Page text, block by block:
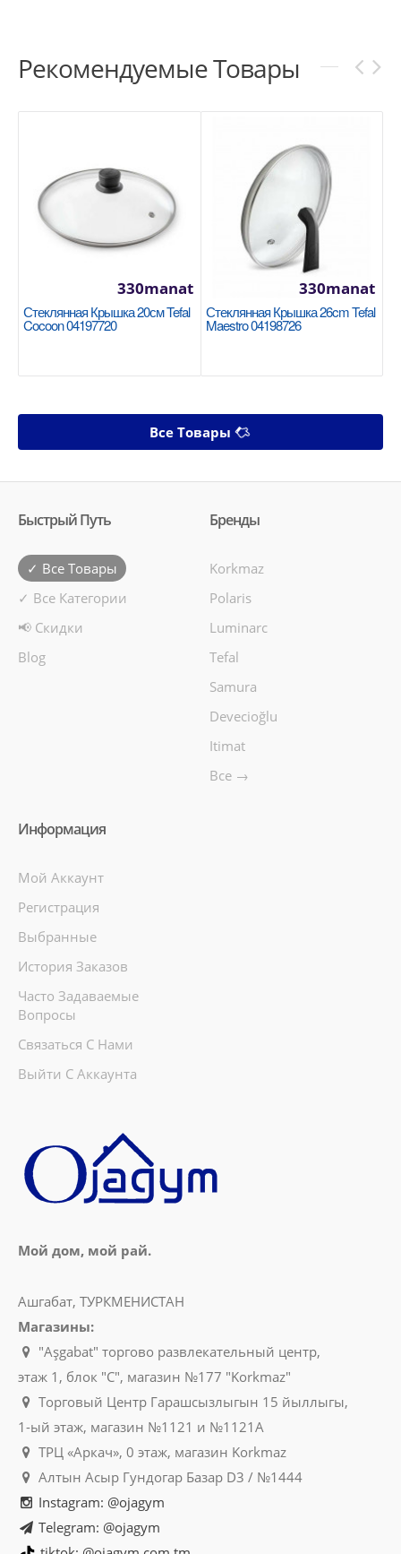
Рекомендуемые Товары
Стеклянная Крышка 20см Tefal
Cocoon 04197720
330manat
Стеклянная Крышка 26cm Tefal
Maestro 04198726
330manat
Все Товары
Быстрый Путь
✓ Все Товары
✓ Все Категории
📢 Скидки
Blog
Бренды
Korkmaz
Polaris
Luminarc
Tefal
Samura
Devecioğlu
Itimat
Все →
Информация
Мой Аккаунт
Регистрация
Выбранные
История Заказов
Часто Задаваемые
Вопросы
Связаться С Нами
Выйти С Аккаунта
Мой дом, мой рай.
Ашгабат, ТУРКМЕНИСТАН
Магазины:
"Aşgabat" торгово развлекательный центр,
этаж 1, блок "C", магазин №177 "Korkmaz"
Торговый Центр Гарашсызлыгын 15 йыллыгы,
1-ый этаж, магазин №1121 и №1121A
ТРЦ «Аркач», 0 этаж, магазин Korkmaz
Алтын Асыр Гундогар Базар D3 / №1444
Instagram: @ojagym
Telegram: @ojagym